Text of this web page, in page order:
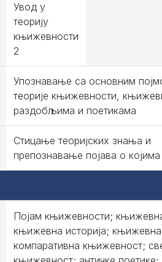
Увод у
теорију
књижевности
2
Упознавање са основним
теорије књижевности,
раздобљима и поетикама
Стицање теоријских знања и
препознавање појава о којима
Појам књижевности;
књижевна историја; књижевна
компаративна књижевност;